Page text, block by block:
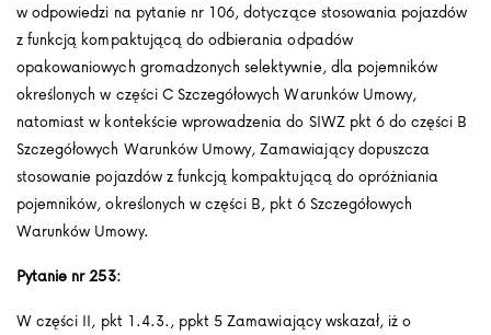
w odpowiedzi na pytanie nr 106, dotyczące stosowania pojazdów
z funkcją kompaktującą do odbierania odpadów
opakowaniowych gromadzonych selektywnie, dla pojemników
określonych w części C Szczegółowych Warunków Umowy,
natomiast w kontekście wprowadzenia do SIWZ pkt 6 do części B
Szczegółowych Warunków Umowy, Zamawiający dopuszcza
stosowanie pojazdów z funkcją kompaktującą do opróżniania
pojemników, określonych w części B, pkt 6 Szczegółowych
Warunków Umowy.
Pytanie nr 253:
W części II, pkt 1.4.3., ppkt 5 Zamawiający wskazał, iż o